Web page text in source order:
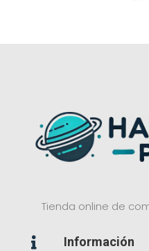
Tienda online de

Información